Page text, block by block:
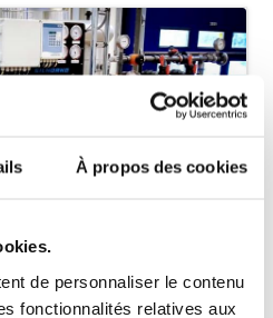
À propos des cookies
de personnaliser le contenu
fonctionnalités relatives aux